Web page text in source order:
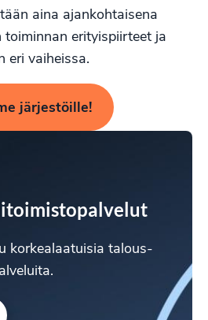
aina ajankohtaisena
toiminnan erityispiirteet ja
eri vaiheissa.
järjestöille!
korkealaatuisia talous-